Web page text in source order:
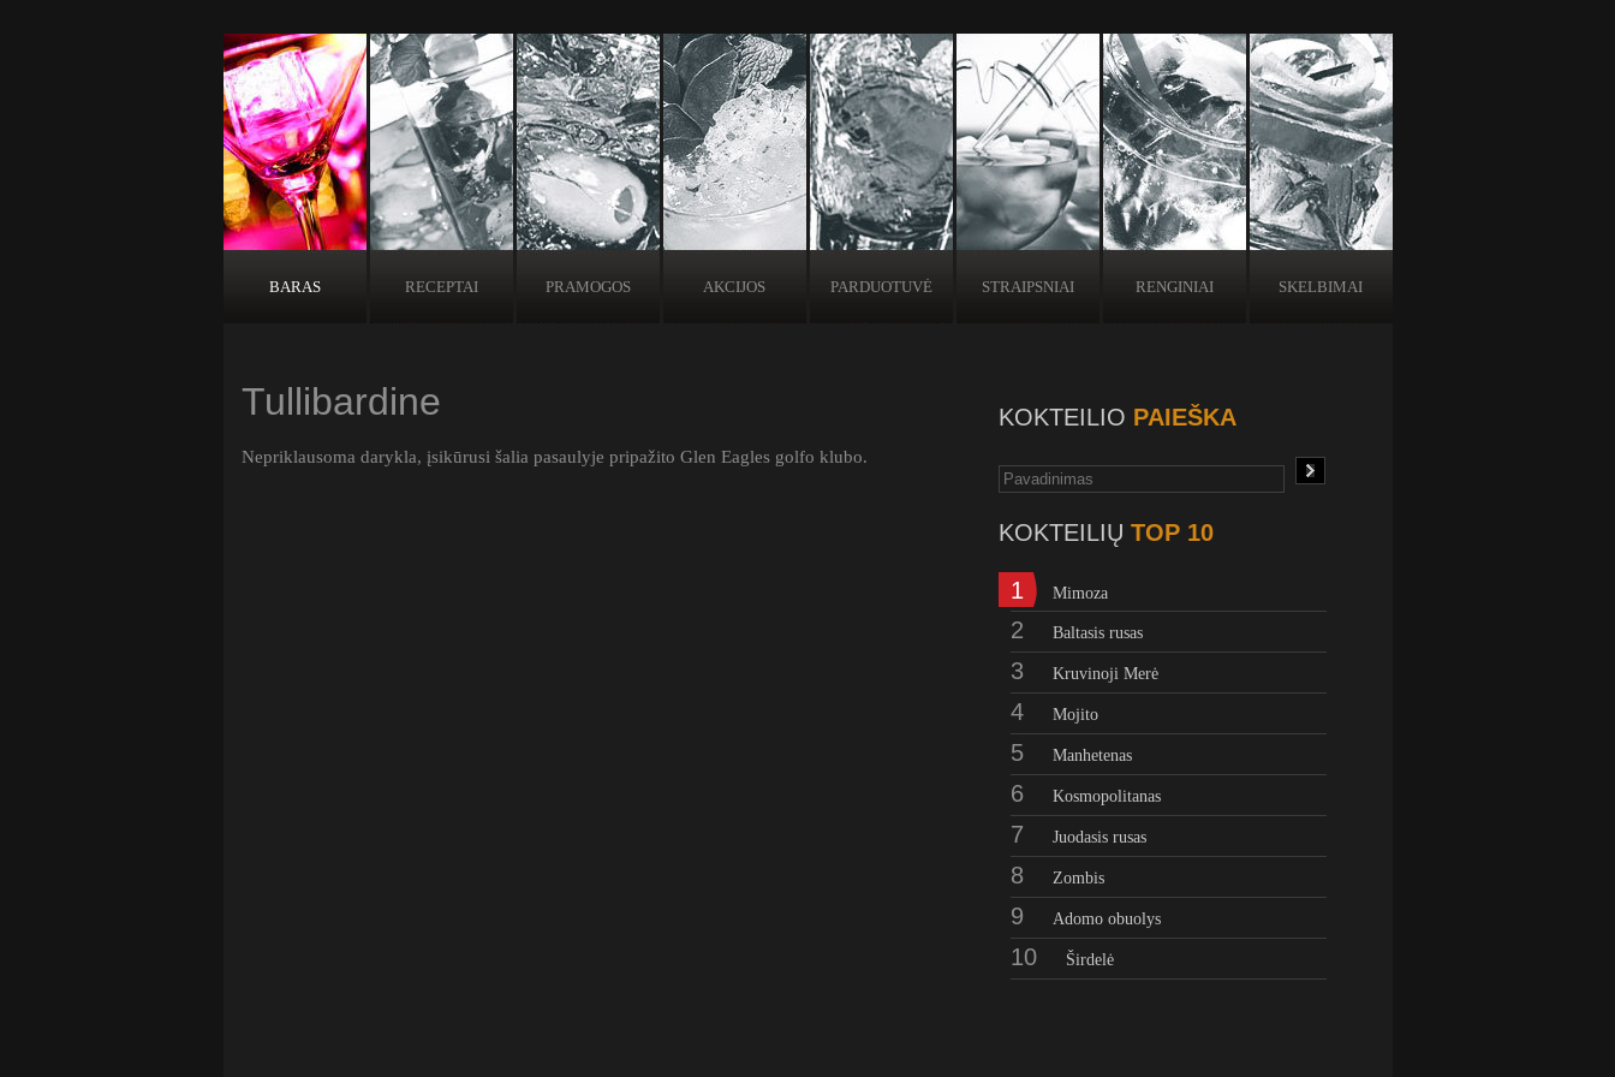
BARAS RECEPTAI PRAMOGOS AKCIJOS PARDUOTUVĖ STRAIPSNIAI RENGINIAI SKELBIMAI
Tullibardine
Nepriklausoma darykla, įsikūrusi šalia pasaulyje pripažito Glen Eagles golfo klubo.
KOKTEILIO PAIEŠKA
KOKTEILIŲ TOP 10
1 Mimoza
2 Baltasis rusas
3 Kruvinoji Merė
4 Mojito
5 Manhetenas
6 Kosmopolitanas
7 Juodasis rusas
8 Zombis
9 Adomo obuolys
10 Širdelė